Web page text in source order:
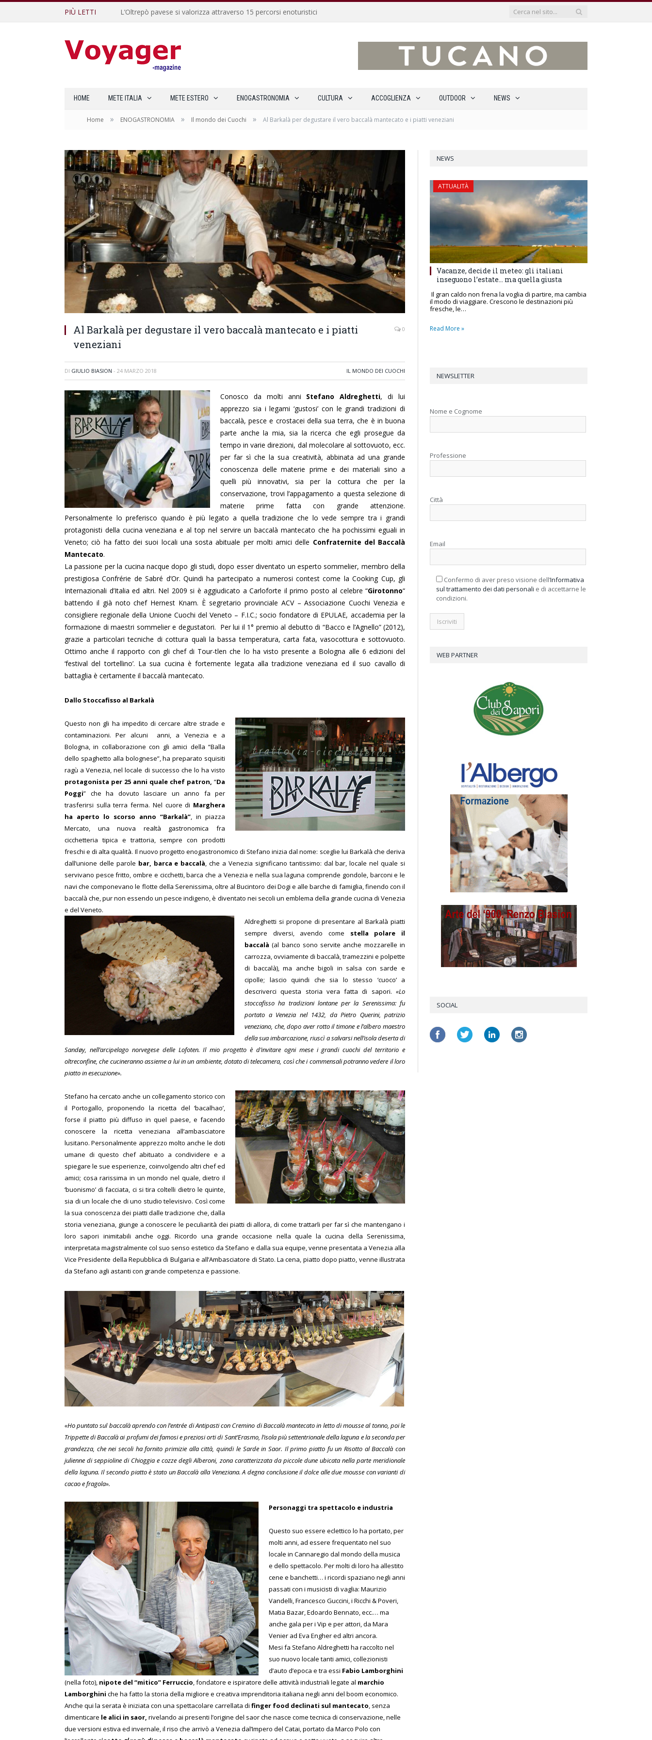
PIÙ LETTI L’Oltrepò pavese si valorizza attraverso 15 percorsi enoturistici
HOME METE ITALIA METE ESTERO ENOGASTRONOMIA CULTURA ACCOGLIENZA OUTDOOR NEWS
Home » ENOGASTRONOMIA » Il mondo dei Cuochi » Al Barkalà per degustare il vero baccalà mantecato e i piatti veneziani
Al Barkalà per degustare il vero baccalà mantecato e i piatti
veneziani
0
DI GIULIO BIASION - 24 MARZO 2018 IL MONDO DEI CUOCHI
Conosco da molti anni Stefano Aldreghetti, di lui
apprezzo sia i legami ‘gustosi’ con le grandi tradizioni di
baccalà, pesce e crostacei della sua terra, che è in buona
parte anche la mia, sia la ricerca che egli prosegue da
tempo in varie direzioni, dal molecolare al sottovuoto, ecc.
per far sì che la sua creatività, abbinata ad una grande
conoscenza delle materie prime e dei materiali sino a
quelli più innovativi, sia per la cottura che per la
conservazione, trovi l’appagamento a questa selezione di
materie prime fatta con grande attenzione.
Personalmente lo preferisco quando è più legato a quella tradizione che lo vede sempre tra i grandi
protagonisti della cucina veneziana e al top nel servire un baccalà mantecato che ha pochissimi eguali in
Veneto; ciò ha fatto dei suoi locali una sosta abituale per molti amici delle Confraternite del Baccalà
Mantecato.
La passione per la cucina nacque dopo gli studi, dopo esser diventato un esperto sommelier, membro della
prestigiosa Confrérie de Sabré d’Or. Quindi ha partecipato a numerosi contest come la Cooking Cup, gli
Internazionali d’Italia ed altri. Nel 2009 si è aggiudicato a Carloforte il primo posto al celebre “Girotonno“
battendo il già noto chef Hernest Knam. È segretario provinciale ACV – Associazione Cuochi Venezia e
consigliere regionale della Unione Cuochi del Veneto – F.I.C.; socio fondatore di EPULAE, accademia per la
formazione di maestri sommelier e degustatori. Per lui il 1° premio al debutto di “Bacco e l’Agnello” (2012),
grazie a particolari tecniche di cottura quali la bassa temperatura, carta fata, vasocottura e sottovuoto.
Ottimo anche il rapporto con gli chef di Tour-tlen che lo ha visto presente a Bologna alle 6 edizioni del
‘festival del tortellino’. La sua cucina è fortemente legata alla tradizione veneziana ed il suo cavallo di
battaglia è certamente il baccalà mantecato.
Dallo Stoccafisso al Barkalà
Questo non gli ha impedito di cercare altre strade e
contaminazioni. Per alcuni anni, a Venezia e a
Bologna, in collaborazione con gli amici della “Balla
dello spaghetto alla bolognese”, ha preparato squisiti
ragù a Venezia, nel locale di successo che lo ha visto
protagonista per 25 anni quale chef patron, “Da
Poggi” che ha dovuto lasciare un anno fa per
trasferirsi sulla terra ferma. Nel cuore di Marghera
ha aperto lo scorso anno “Barkalà”, in piazza
Mercato, una nuova realtà gastronomica fra
cicchetteria tipica e trattoria, sempre con prodotti
freschi e di alta qualità. Il nuovo progetto enogastronomico di Stefano inizia dal nome: sceglie lui Barkalà che deriva
dall’unione delle parole bar, barca e baccalà, che a Venezia significano tantissimo: dal bar, locale nel quale si
servivano pesce fritto, ombre e cicchetti, barca che a Venezia e nella sua laguna comprende gondole, barconi e le
navi che componevano le flotte della Serenissima, oltre al Bucintoro dei Dogi e alle barche di famiglia, finendo con il
baccalà che, pur non essendo un pesce indigeno, è diventato nei secoli un emblema della grande cucina di Venezia
e del Veneto.
Aldreghetti si propone di presentare al Barkalà piatti
sempre diversi, avendo come stella polare il
baccalà (al banco sono servite anche mozzarelle in
carrozza, ovviamente di baccalà, tramezzini e polpette
di baccalà), ma anche bigoli in salsa con sarde e
cipolle; lascio quindi che sia lo stesso ‘cuoco’ a
descriverci questa storia vera fatta di sapori. «Lo
stoccafisso ha tradizioni lontane per la Serenissima: fu
portato a Venezia nel 1432, da Pietro Querini, patrizio
veneziano, che, dopo aver rotto il timone e l’albero maestro
della sua imbarcazione, riuscì a salvarsi nell’isola deserta di
Sandøy, nell’arcipelago norvegese delle Lofoten. Il mio progetto è d’invitare ogni mese i grandi cuochi del territorio e
oltreconfine, che cucineranno assieme a lui in un ambiente, dotato di telecamera, così che i commensali potranno vedere il loro
piatto in esecuzione».
Stefano ha cercato anche un collegamento storico con
il Portogallo, proponendo la ricetta del ‘bacalhao’,
forse il piatto più diffuso in quel paese, e facendo
conoscere la ricetta veneziana all’ambasciatore
lusitano. Personalmente apprezzo molto anche le doti
umane di questo chef abituato a condividere e a
spiegare le sue esperienze, coinvolgendo altri chef ed
amici; cosa rarissima in un mondo nel quale, dietro il
‘buonismo’ di facciata, ci si tira coltelli dietro le quinte,
sia di un locale che di uno studio televisivo. Così come
la sua conoscenza dei piatti dalle tradizione che, dalla
storia veneziana, giunge a conoscere le peculiarità dei piatti di allora, di come trattarli per far sì che mantengano i
loro sapori inimitabili anche oggi. Ricordo una grande occasione nella quale la cucina della Serenissima,
interpretata magistralmente col suo senso estetico da Stefano e dalla sua equipe, venne presentata a Venezia alla
Vice Presidente della Repubblica di Bulgaria e all’Ambasciatore di Stato. La cena, piatto dopo piatto, venne illustrata
da Stefano agli astanti con grande competenza e passione.
«Ho puntato sul baccalà aprendo con l’entrée di Antipasti con Cremino di Baccalà mantecato in letto di mousse al tonno, poi le
Trippette di Baccalà ai profumi dei famosi e preziosi orti di Sant’Erasmo, l’isola più settentrionale della laguna e la seconda per
grandezza, che nei secoli ha fornito primizie alla città, quindi le Sarde in Saor. Il primo piatto fu un Risotto al Baccalà con
julienne di seppioline di Chioggia e cozze degli Alberoni, zona caratterizzata da piccole dune ubicata nella parte meridionale
della laguna. Il secondo piatto è stato un Baccalà alla Veneziana. A degna conclusione il dolce alle due mousse con varianti di
cacao e fragola».
Personaggi tra spettacolo e industria
Questo suo essere eclettico lo ha portato, per
molti anni, ad essere frequentato nel suo
locale in Cannaregio dal mondo della musica
e dello spettacolo. Per molti di loro ha allestito
cene e banchetti… i ricordi spaziano negli anni
passati con i musicisti di vaglia: Maurizio
Vandelli, Francesco Guccini, i Ricchi & Poveri,
Matia Bazar, Edoardo Bennato, ecc.… ma
anche gala per i Vip e per attori, da Mara
Venier ad Eva Engher ed altri ancora.
Mesi fa Stefano Aldreghetti ha raccolto nel
suo nuovo locale tanti amici, collezionisti
d’auto d’epoca e tra essi Fabio Lamborghini
(nella foto), nipote del “mitico” Ferruccio, fondatore e ispiratore delle attività industriali legate al marchio
Lamborghini che ha fatto la storia della migliore e creativa imprenditoria italiana negli anni del boom economico.
Anche qui la serata è iniziata con una spettacolare carrellata di finger food declinati sul mantecato, senza
dimenticare le alici in saor, rivelando ai presenti l’origine del saor che nasce come tecnica di conservazione, nelle
due versioni estiva ed invernale, il riso che arrivò a Venezia dal’Impero del Catai, portato da Marco Polo con
NEWS
ATTUALITÀ
Vacanze, decide il meteo: gli italiani
inseguono l’estate… ma quella giusta
Il gran caldo non frena la voglia di partire, ma cambia
il modo di viaggiare. Crescono le destinazioni più
fresche, le…
Read More »
NEWSLETTER
Nome e Cognome
Professione
Città
Email
Confermo di aver preso visione dell’Informativa
sul trattamento dei dati personali e di accettarne le
condizioni.
WEB PARTNER
SOCIAL